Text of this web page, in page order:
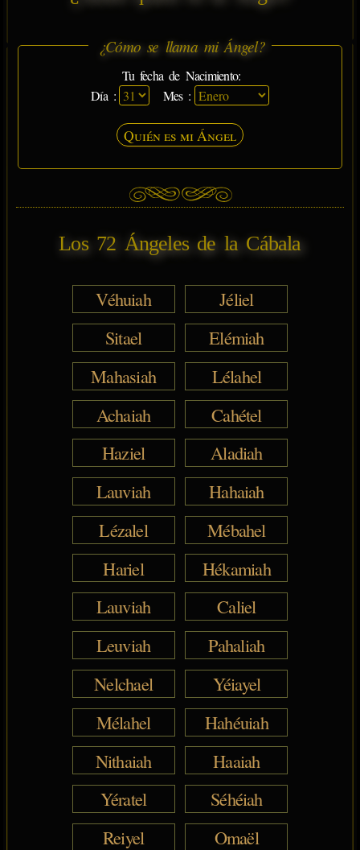
¿Cómo se llama mi Ángel?
Tu fecha de Nacimiento:
Día :
Mes :
Quién es mi Ángel
Los 72 Ángeles de la Cábala
Véhuiah
Jéliel
Sitael
Elémiah
Mahasiah
Lélahel
Achaiah
Cahétel
Haziel
Aladiah
Lauviah
Hahaiah
Lézalel
Mébahel
Hariel
Hékamiah
Lauviah
Caliel
Leuviah
Pahaliah
Nelchael
Yéiayel
Mélahel
Hahéuiah
Nithaiah
Haaiah
Yératel
Séhéiah
Reiyel
Omaël